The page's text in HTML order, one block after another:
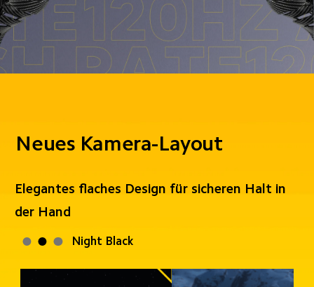
Neues Kamera-Layout
Elegantes flaches Design für sicheren Halt in
der Hand
Nebula Green